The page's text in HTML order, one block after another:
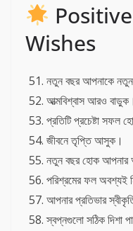
Wishes
নতুন বছর আপনাকে
আত্মবিশ্বাস আরও বাড়ুক।
প্রতিটি প্রচেষ্টা সফল
জীবনে তৃপ্তি আসুক।
নতুন বছর হোক আপনার
পরিশ্রমের ফল অবশ্যই
আপনার প্রতিভার
স্বপ্নগুলো সঠিক দিশা